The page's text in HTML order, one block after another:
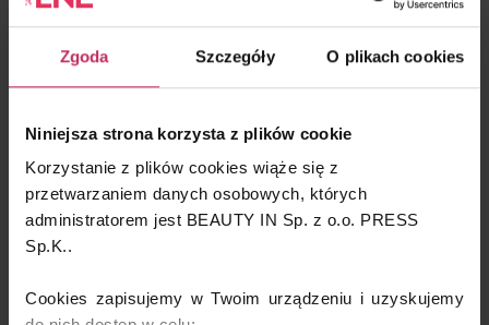
Zgoda Szczegóły O plikach cookies
Niniejsza strona korzysta z plików cookie
Korzystanie z plików cookies wiąże się z
przetwarzaniem danych osobowych, których
administratorem jest BEAUTY IN Sp. z o.o. PRESS
Sp.K..
Cookies zapisujemy w Twoim urządzeniu i uzyskujemy
organizmu. Wedle szacunków z przekazem informacyjnym
Trychologii®to pierwsza w Polsce placówka specjalizująca
się w walce z łysieniem oraz schorzeniami skóry głowy
opracowane zabiegi.
www.trychologia.edu.pl